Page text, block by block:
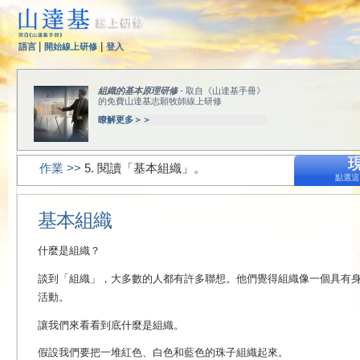
語言| 開始線上研修 | 登入
組織的基本原理研修- 取自《山達基手冊》
的免費山達基志願牧師線上研修
瞭解更多＞＞
點選
作業 >> 5. 閱讀「基本組織」。
基本組織
什麼是組織？
談到「組織」，大多數的人都有許多聯想。他們覺得組織像一個具有
活動。
讓我們來看看到底什麼是組織。
假設我們要把一堆紅色、白色和藍色的珠子組織起來。